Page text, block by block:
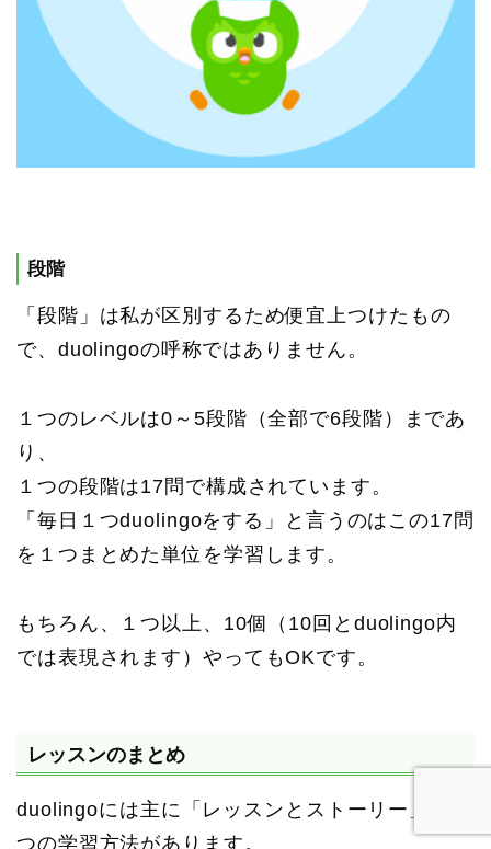
段階
「段階」は私が区別するため便宜上つけたもの
で、duolingoの呼称ではありません。
１つのレベルは0～5段階（全部で6段階）まであ
り、
１つの段階は17問で構成されています。
「毎日１つduolingoをする」と言うのはこの17問
を１つまとめた単位を学習します。
もちろん、１つ以上、10個（10回とduolingo内
では表現されます）やってもOKです。
レッスンのまとめ
duolingoには主に「レッスンとストーリー」の２
つの学習方法があります。